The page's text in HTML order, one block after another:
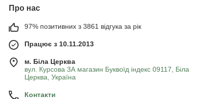
Про нас
97% позитивних з 3861 відгука за рік
Працює з 10.11.2013
м. Біла Церква
вул. Курсова 3А магазин Буквоїд індекс 09117, Біла
Церква, Україна
Контакти